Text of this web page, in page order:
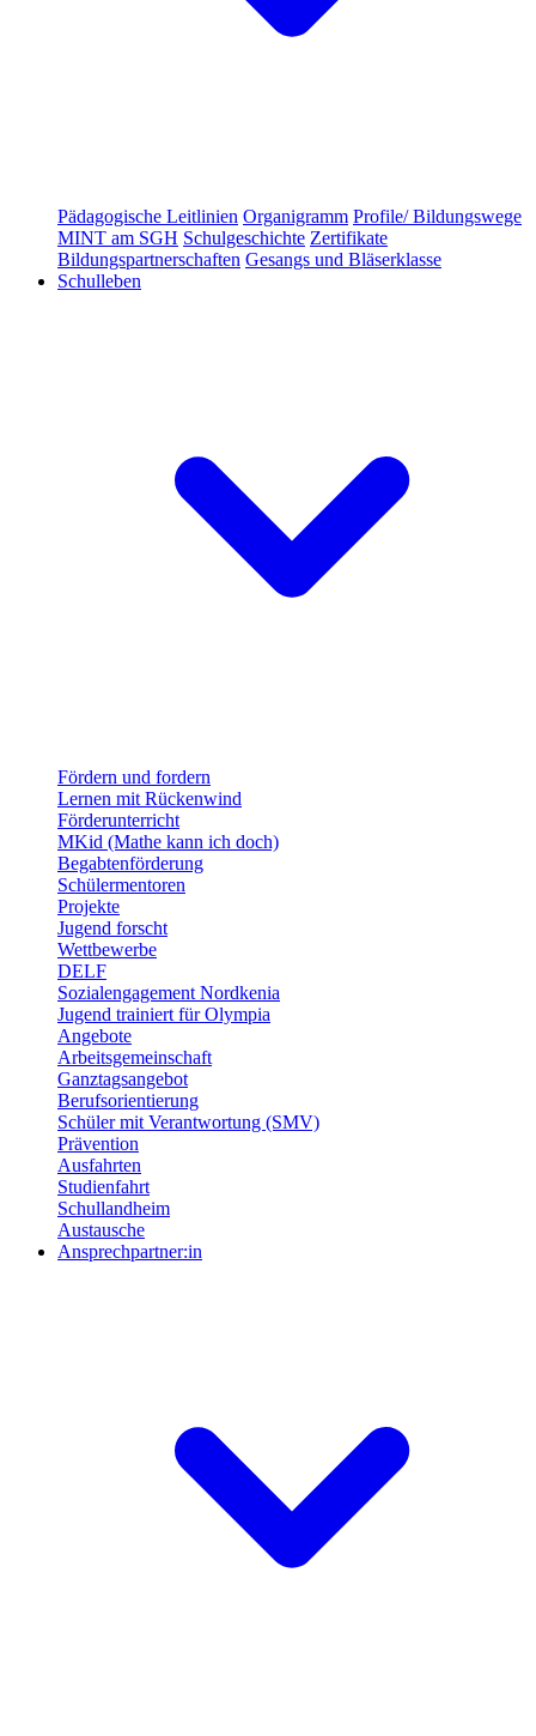
Pädagogische Leitlinien Organigramm Profile/ Bildungswege
MINT am SGH Schulgeschichte Zertifikate
Bildungspartnerschaften Gesangs und Bläserklasse
Schulleben
Fördern und fordern
Lernen mit Rückenwind
Förderunterricht
MKid (Mathe kann ich doch)
Begabtenförderung
Schülermentoren
Projekte
Jugend forscht
Wettbewerbe
DELF
Sozialengagement Nordkenia
Jugend trainiert für Olympia
Angebote
Arbeitsgemeinschaft
Ganztagsangebot
Berufsorientierung
Schüler mit Verantwortung (SMV)
Prävention
Ausfahrten
Studienfahrt
Schullandheim
Austausche
Ansprechpartner:in